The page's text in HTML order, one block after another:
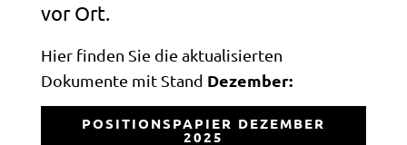
vor Ort.
Hier finden Sie die aktualisierten
Dokumente mit Stand Dezember:
POSITIONSPAPIER DEZEMBER
2025